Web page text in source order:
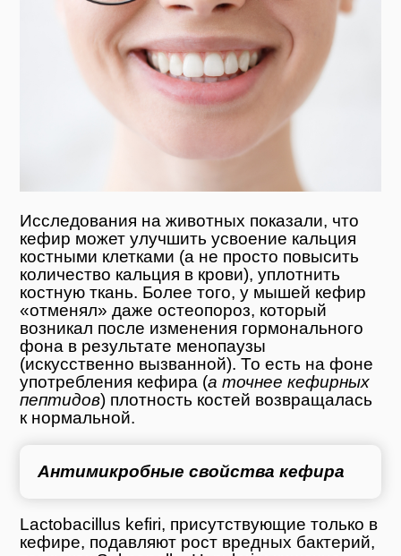
Исследования на животных показали, что
кефир может улучшить усвоение кальция
костными клетками (а не просто повысить
количество кальция в крови), уплотнить
костную ткань. Более того, у мышей кефир
«отменял» даже остеопороз, который
возникал после изменения гормонального
фона в результате менопаузы
(искусственно вызванной). То есть на фоне
употребления кефира (а точнее кефирных
пептидов) плотность костей возвращалась
к нормальной.
Антимикробные свойства кефира
Lactobacillus kefiri, присутствующие только в
кефире, подавляют рост вредных бактерий,